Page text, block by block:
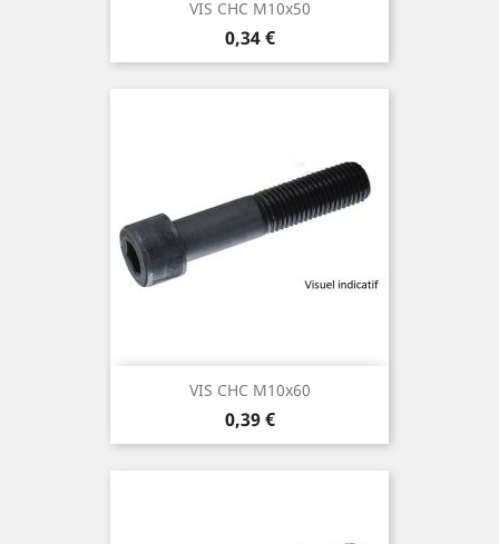
VIS CHC M10x50
Prix
0,34 €
VIS CHC M10x60
Prix
0,39 €